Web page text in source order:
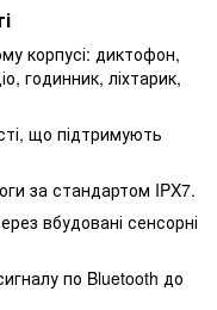
корпусі: диктофон,
годинник, ліхтарик,
що підтримують
за стандартом IPX7.
вбудовані сенсорні
по Bluetooth до